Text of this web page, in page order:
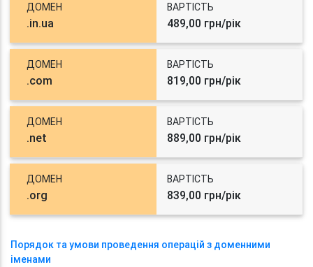
ДОМЕН
.in.ua
ВАРТІСТЬ
489,00 грн/рік
ДОМЕН
.com
ВАРТІСТЬ
819,00 грн/рік
ДОМЕН
.net
ВАРТІСТЬ
889,00 грн/рік
ДОМЕН
.org
ВАРТІСТЬ
839,00 грн/рік
Порядок та умови проведення операцій з доменними
іменами